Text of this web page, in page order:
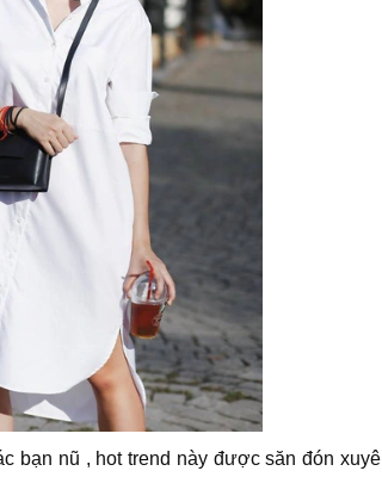
bạn nũ , hot trend này được săn đón